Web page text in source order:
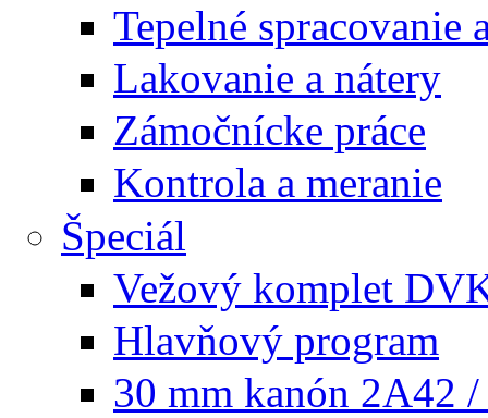
Tepelné
Lakovanie a nátery
Zámočnícke práce
Kontrola a meranie
Špeciál
Vežový komplet
Hlavňový program
30 mm kanón 2A42